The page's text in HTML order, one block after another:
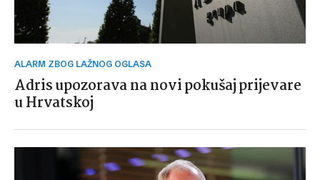
ALARM ZBOG LAŽNOG OGLASA
Adris upozorava na novi pokušaj prijevare
u Hrvatskoj